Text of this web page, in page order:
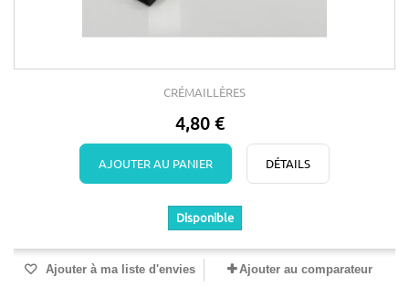
CRÉMAILLÈRES
4,80 €
AJOUTER AU PANIER DÉTAILS
Disponible
Ajouter à ma liste d'envies Ajouter au comparateur